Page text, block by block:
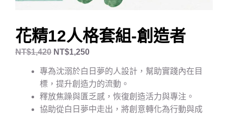
花精12人格套組-創造者
NT$1,420 NT$1,250
專為沈溺於白日夢的人設計，幫助實踐內在目
標，提升創造力的流動。
釋放焦躁與匱乏感，恢復創造活力與專注。
協助從白日夢中走出，將創意轉化為行動與成